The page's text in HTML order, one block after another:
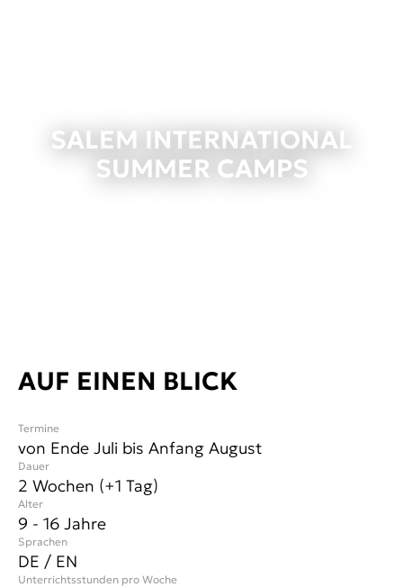
SALEM INTERNATIONAL
SUMMER CAMPS
AUF EINEN BLICK
Alter
9 - 16 Jahre
Sprachen
DE / EN
Termine
von Ende Juli bis Anfang August
Unterrichtsstunden pro Woche
Dauer
2 Wochen (+1 Tag)